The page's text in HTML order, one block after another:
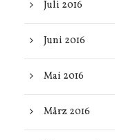
Juli 2016
Juni 2016
Mai 2016
März 2016